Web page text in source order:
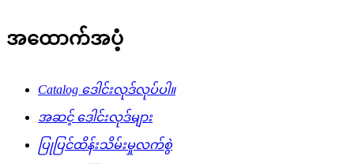
အထောက်အပံ့
Catalog ဒေါင်းလုဒ်လုပ်ပါ။
အဆင့် ဒေါင်းလုဒ်များ
ပြုပြင်ထိန်းသိမ်းမှုလက်စွဲ